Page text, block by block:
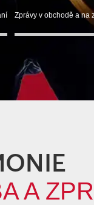
Zprávy v obchodě a na
A